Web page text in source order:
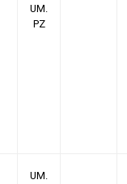
UM.
PZ
UM.